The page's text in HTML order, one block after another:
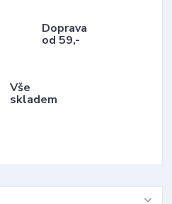
Doprava
od 59,-
Vše
skladem